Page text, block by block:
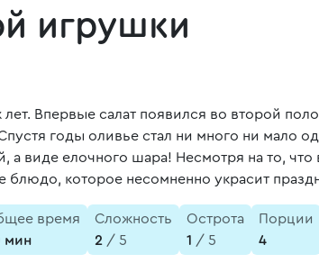
игрушки
Впервые салат появился во второй
годы оливье стал ни много ни мало
а виде елочного шара! Несмотря на то,
блюдо, которое несомненно украсит
время
мин
Сложность
2 / 5
Острота
1 / 5
Порции
4